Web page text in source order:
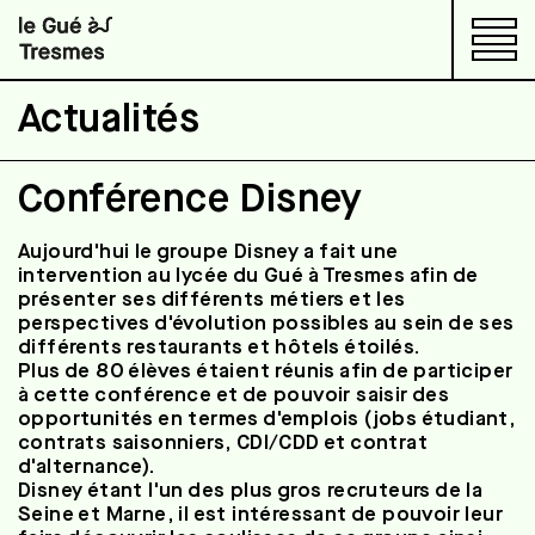
Restaurants d'application
Le lycée
Actualités
Présentation
International
Actualités
Conférence Disney
Aujourd'hui le groupe Disney a fait une
intervention au lycée du Gué à Tresmes afin de
présenter ses différents métiers et les
perspectives d'évolution possibles au sein de ses
différents restaurants et hôtels étoilés.
Plus de 80 élèves étaient réunis afin de participer
à cette conférence et de pouvoir saisir des
opportunités en termes d'emplois (jobs étudiant,
contrats saisonniers, CDI/CDD et contrat
d'alternance).
Disney étant l'un des plus gros recruteurs de la
Seine et Marne, il est intéressant de pouvoir leur